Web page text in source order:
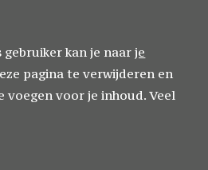
gebruiker kan je naarje
pagina te verwijderen en
voegen voor je inhoud. Veel